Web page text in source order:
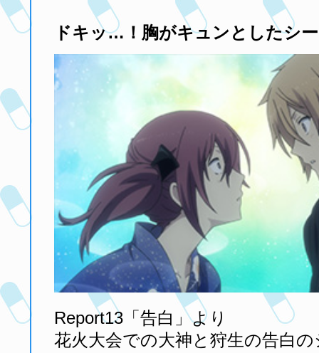
ドキッ…！胸がキュンとしたシ
Report13「告白」より
花火大会での大神と狩生の告白